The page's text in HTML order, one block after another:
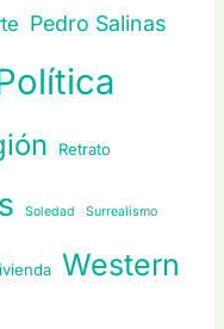
Pedro Salinas
Retrato
Soledad Surrealismo
Western